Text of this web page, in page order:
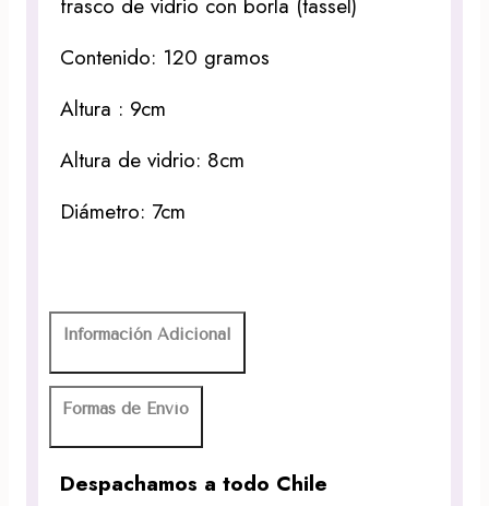
frasco de vidrio con borla (tassel)
Contenido: 120 gramos
Altura : 9cm
Altura de vidrio: 8cm
Diámetro: 7cm
Información Adicional
Formas de Envío
Despachamos a todo Chile